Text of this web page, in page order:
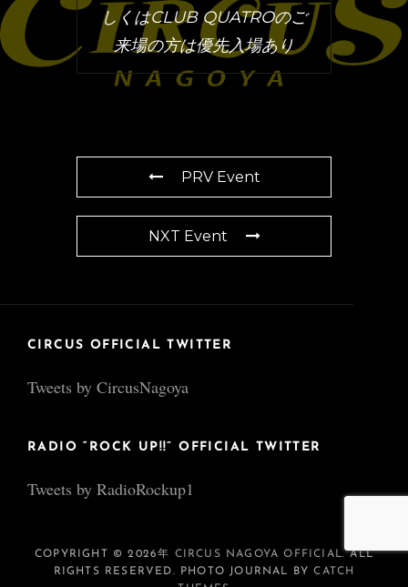
しくはCLUB QUATROのご
来場の方は優先入場あり
PRV Event
NXT Event
CIRCUS OFFICIAL TWITTER
Tweets by CircusNagoya
RADIO “ROCK UP!!” OFFICIAL TWITTER
Tweets by RadioRockup1
COPYRIGHT © 2026年 CIRCUS NAGOYA OFFICIAL. ALL
RIGHTS RESERVED. PHOTO JOURNAL BYCATCH